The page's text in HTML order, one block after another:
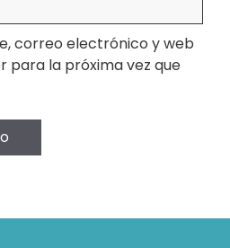
correo electrónico y web
para la próxima vez que